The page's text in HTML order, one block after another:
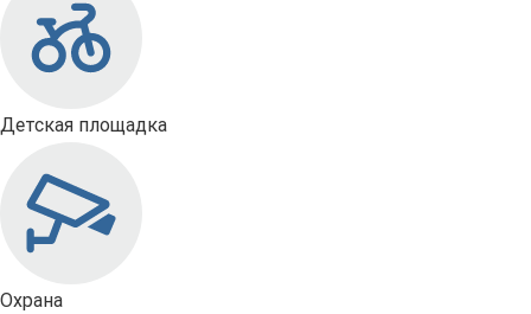
Детская площадка
Охрана